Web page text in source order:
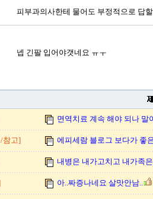
피부과의사한테 물어도 부정적으로 답
넵 긴팔 입어야갯네요 ㅠㅜ
면역치료 계속 해야 되나 말
참고] 에피세람 블로그 보다가 좋
내병은 내가고치고 내가족
아..짜증나네요 살맛안남..